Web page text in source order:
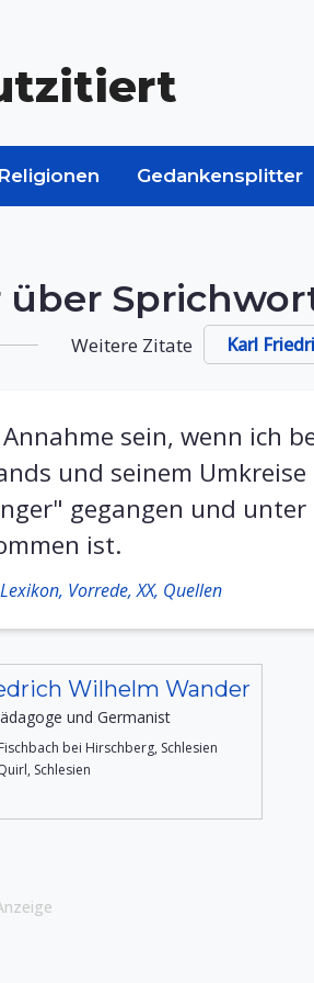
Religionen Gedankensplitter
über
Weitere Zitate Karl
sein, wenn ich
und seinem
gegangen und unter
ist.
Vorrede, XX, Quellen
Wilhelm Wander
und Germanist
bei Hirschberg, Schlesien
Schlesien